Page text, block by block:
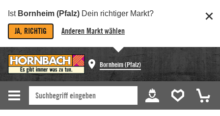
Ist Bornheim (Pfalz) Dein richtiger Markt?
JA, RICHTIG Anderen Markt wählen
Bornheim (Pfalz)